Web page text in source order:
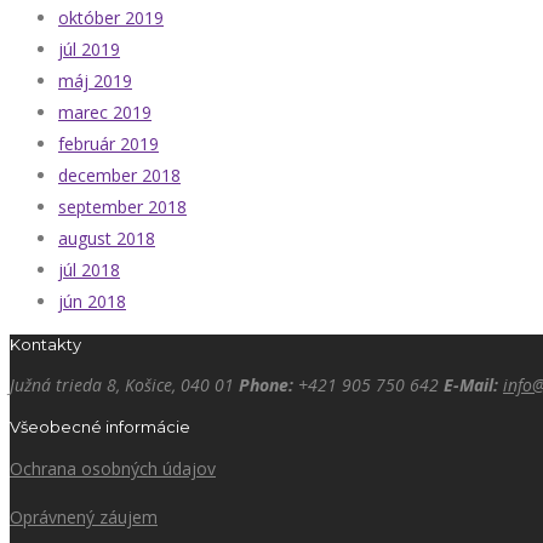
október 2019
júl 2019
máj 2019
marec 2019
február 2019
december 2018
september 2018
august 2018
júl 2018
jún 2018
Kontakty
Južná trieda 8, Košice, 040 01 Phone: +421 905 750 642 E-Mail:
Všeobecné informácie
Ochrana osobných údajov
Oprávnený záujem